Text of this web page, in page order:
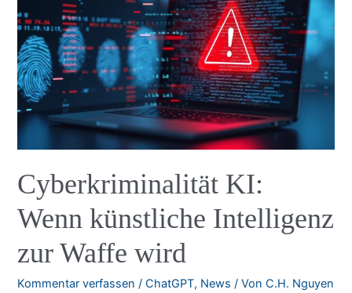
$1
Million
pro
Tag,
dann
war
Schluss
Cyberkriminalität KI:
Wenn künstliche Intelligenz
zur Waffe wird
Kommentar verfassen /ChatGPT, News / VonC.H. Nguyen